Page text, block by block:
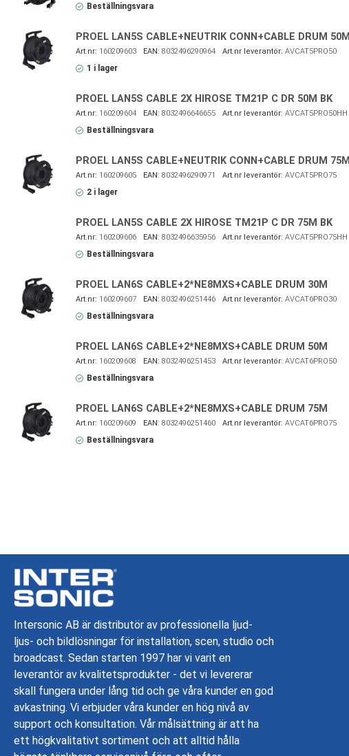
Beställningsvara
PROEL LAN5S CABLE+NEUTRIK CONN+CABLE DRUM 50M
160209603 8032496290964 AVCAT5PRO50
1 i lager
PROEL LAN5S CABLE 2X HIROSE TM21P C DR 50M BK
160209604 8032496646655 AVCAT5PRO50HH
Beställningsvara
PROEL LAN5S CABLE+NEUTRIK CONN+CABLE DRUM 75M
160209605 8032496290971 AVCAT5PRO75
2 i lager
PROEL LAN5S CABLE 2X HIROSE TM21P C DR 75M BK
160209606 8032496635956 AVCAT5PRO75HH
Beställningsvara
PROEL LAN6S CABLE+2*NE8MXS+CABLE DRUM 30M
160209607 8032496251446 AVCAT6PRO30
Beställningsvara
PROEL LAN6S CABLE+2*NE8MXS+CABLE DRUM 50M
160209608 8032496251453 AVCAT6PRO50
Beställningsvara
PROEL LAN6S CABLE+2*NE8MXS+CABLE DRUM 75M
160209609 8032496251460 AVCAT6PRO75
Beställningsvara
Intersonic AB är distributör av professionella ljud-
ljus- och bildlösningar för installation, scen, studio och
broadcast. Sedan starten 1997 har vi varit en
leverantör av kvalitetsprodukter - det vi levererar
skall fungera under lång tid och ge våra kunder en god
avkastning. Vi erbjuder våra kunder en hög nivå av
support och konsultation. Vår målsättning är att ha
ett högkvalitativt sortiment och att alltid hålla